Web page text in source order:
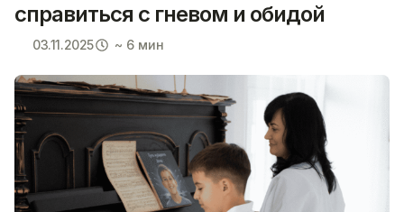
справиться с гневом и обидой
03.11.2025 ~ 6 мин